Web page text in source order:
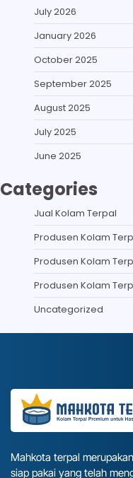
July 2026
January 2026
October 2025
September 2025
August 2025
July 2025
June 2025
Categories
Jual Kolam Terpal
Produsen Kolam
Produsen Kolam
Produsen Kolam
Uncategorized
Mahkota terpal
siap pakai yang telah